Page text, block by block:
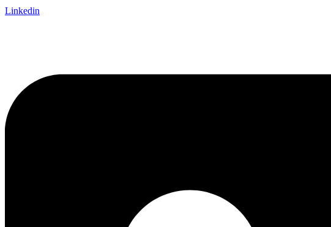
Linkedin